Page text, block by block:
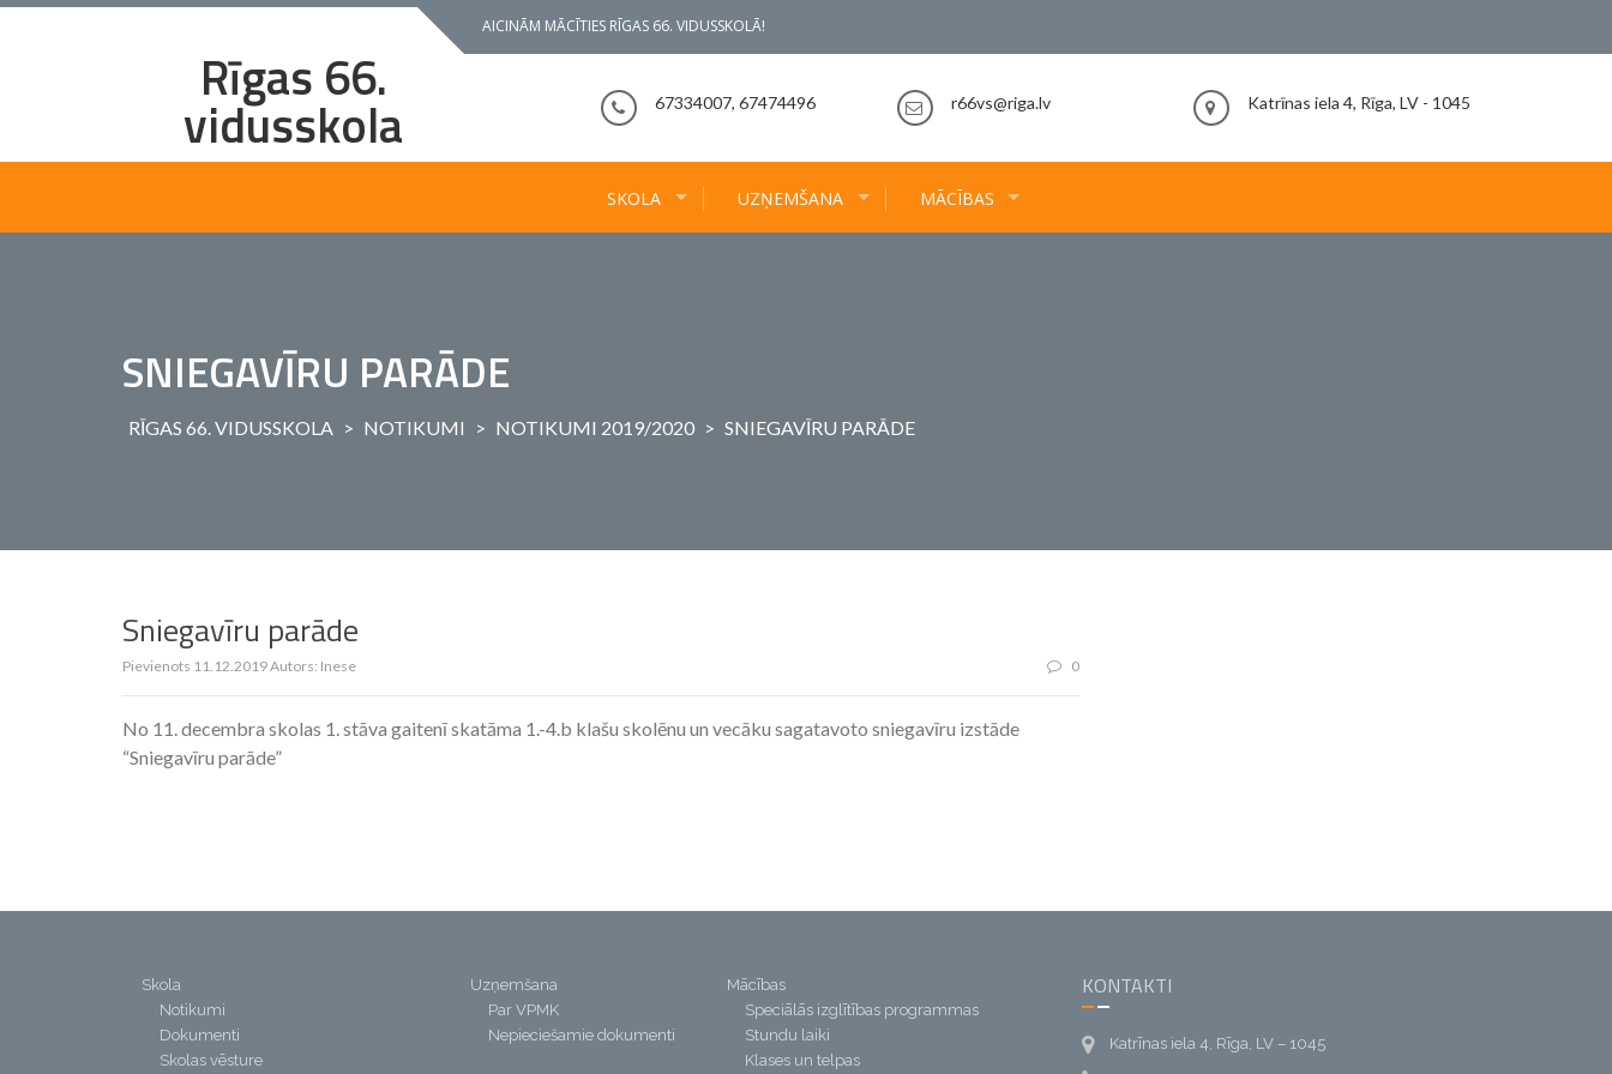
Skip
AICINĀM MĀCĪTIES RĪGAS 66. VIDUSSKOLĀ!
Rīgas 66.
vidusskola 67334007, 67474496 r66vs@riga.lv Katrīnas iela 4, Rīga, LV - 1045
SKOLA UZŅEMŠANA MĀCĪBAS
SNIEGAVĪRU PARĀDE
RĪGAS 66. VIDUSSKOLA > NOTIKUMI > NOTIKUMI 2019/2020 > SNIEGAVĪRU PARĀDE
Sniegavīru parāde
Pievienots 11.12.2019Autors: Inese 0
No 11. decembra skolas 1. stāva gaitenī skatāma 1.-4.b klašu skolēnu un vecāku sagatavoto sniegavīru izstāde
“Sniegavīru parāde”
Skola
Notikumi
Dokumenti
Skolas vēsture
Uzņemšana
Par VPMK
Nepieciešamie dokumenti
Mācības
Speciālās izglītības programmas
Stundu laiki
Klases un telpas
KONTAKTI
Katrīnas iela 4, Rīga, LV – 1045